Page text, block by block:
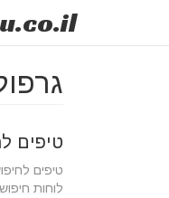
.co.il
טיפים
טיפים
לוחות